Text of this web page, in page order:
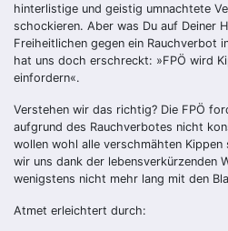
hinterlistige und geistig umnachtete
schockieren. Aber was Du auf Deiner
Freiheitlichen gegen ein Rauchverbot
hat uns doch erschreckt: »FPÖ wird
einfordern«.
Verstehen wir das richtig? Die FPÖ
aufgrund des Rauchverbotes nicht
wollen wohl alle verschmähten Kippen
wir uns dank der lebensverkürzenden
wenigstens nicht mehr lang mit den
Atmet erleichtert durch: